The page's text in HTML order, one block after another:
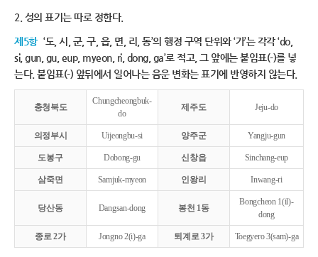
2. 성의 표기는 따로 정한다.
제5항 ‘도, 시, 군, 구, 읍, 면, 리, 동’의 행정 구역 단위와 ‘가’는 각각 ‘do,
si, gun, gu, eup, myeon, ri, dong, ga’로 적고, 그 앞에는 붙임표(-)를 넣
는다. 붙임표(-) 앞뒤에서 일어나는 음운 변화는 표기에 반영하지 않는다.
충청북도
Chungcheongbuk-
do
제주도 Jeju-do
의정부시 Uijeongbu-si 양주군 Yangju-gun
도봉구 Dobong-gu 신창읍 Sinchang-eup
삼죽면 Samjuk-myeon 인왕리 Inwang-ri
당산동 Dangsan-dong 봉천 1동
Bongcheon 1(il)-
dong
종로 2가 Jongno 2(i)-ga 퇴계로 3가 Toegyero 3(sam)-ga